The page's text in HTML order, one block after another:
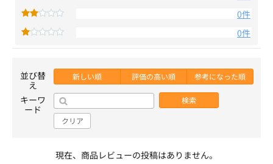
0件
0件
並び替
え
新しい順 評価の高い順 参考になった順
キーワ
ード
検索
クリア
現在、商品レビューの投稿はありません。